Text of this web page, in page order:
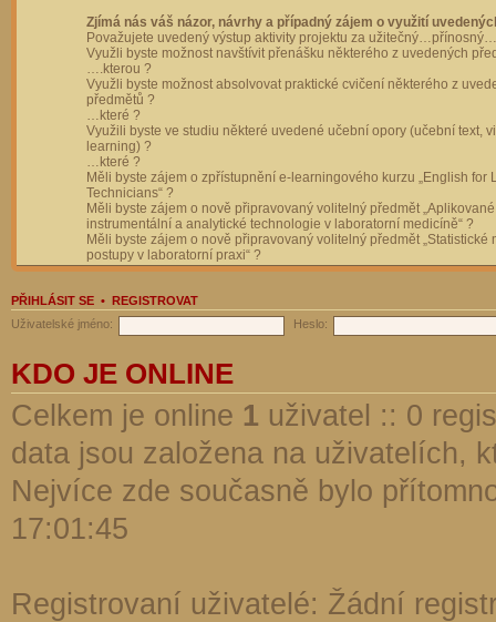
Zjímá nás váš názor, návrhy a případný zájem o využití
Považujete uvedený výstup aktivity projektu za
Využli byste možnost navštívit přenášku některého z uvedených
….kterou ?
Využli byste možnost absolvovat praktické cvičení některého z
předmětů ?
…které ?
Využili byste ve studiu některé uvedené učební opory (učební text,
learning) ?
…které ?
Měli byste zájem o zpřístupnění e-learningového kurzu „English for
Technicians“ ?
Měli byste zájem o nově připravovaný volitelný předmět „Aplikované
instrumentální a analytické technologie v laboratorní medicíně“ ?
Měli byste zájem o nově připravovaný volitelný předmět „Statistické
postupy v laboratorní praxi“ ?
PŘIHLÁSIT SE • REGISTROVAT
Uživatelské jméno:
Heslo:
KDO JE ONLINE
Celkem je online 1 uživatel :: 0
data jsou založena na uživatelích,
Nejvíce zde současně bylo
17:01:45
Registrovaní uživatelé: Žádní